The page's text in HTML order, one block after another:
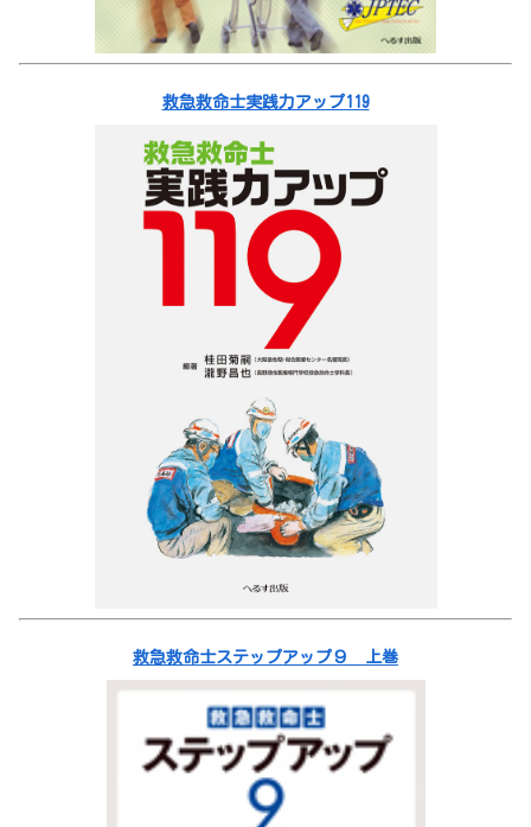
救急救命士実践力アップ119
救急救命士ステップアップ９ 上巻